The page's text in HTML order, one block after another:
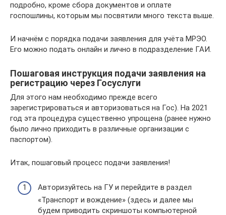
подробно, кроме сбора документов и оплате
госпошлины, которым мы посвятили много текста выше.
И начнём с порядка подачи заявления для учёта МРЭО.
Его можно подать онлайн и лично в подразделение ГАИ.
Пошаговая инструкция подачи заявления на
регистрацию через Госуслуги
Для этого нам необходимо прежде всего
зарегистрироваться и авторизоваться на Гос). На 2021
год эта процедура существенно упрощена (ранее нужно
было лично приходить в различные организации с
паспортом).
Итак, пошаговый процесс подачи заявления!
Авторизуйтесь на ГУ и перейдите в раздел
«Транспорт и вождение» (здесь и далее мы
будем приводить скриншоты компьютерной